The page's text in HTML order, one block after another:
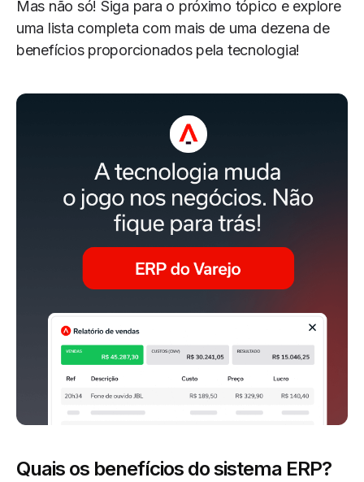
Mas não só! Siga para o próximo tópico e explore
uma lista completa com mais de uma dezena de
benefícios proporcionados pela tecnologia!
Quais os benefícios do sistema ERP?